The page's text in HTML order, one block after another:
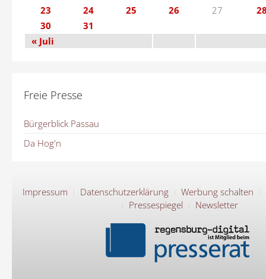
23
24 25 26 27
30
31
« Juli
Freie Presse
Bürgerblick Passau
Da Hog'n
Impressum Datenschutzerklärung
Werbung schalten
Pressespiegel
Newsletter